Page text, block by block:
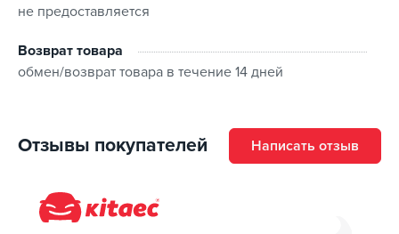
не предоставляется
Возврат товара
обмен/возврат товара в течение 14 дней
Отзывы покупателей Написать отзыв